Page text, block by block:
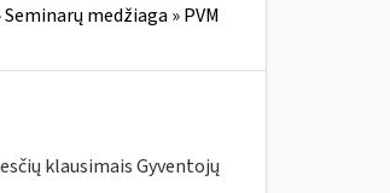
medžiaga » PVM
klausimais Gyventojų